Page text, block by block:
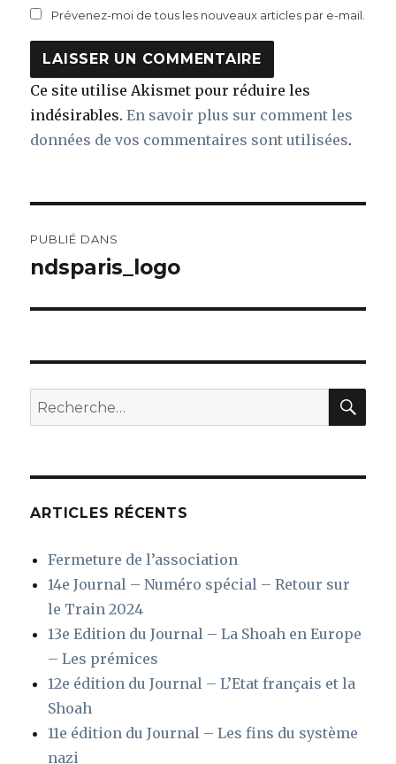
Prévenez-moi de tous les nouveaux articles par e-mail.
Ce site utilise Akismet pour réduire les
indésirables.En savoir plus sur comment les
données de vos commentaires sont utilisées.
de
PUBLIÉ DANS
ndsparis_logo
Recherche
pour
ARTICLES RÉCENTS
Fermeture de l’association
14e Journal – Numéro spécial – Retour sur
le Train 2024
13e Edition du Journal – La Shoah en Europe
– Les prémices
12e édition du Journal – L’Etat français et la
Shoah
11e édition du Journal – Les fins du système
nazi